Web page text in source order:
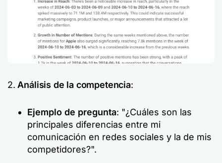
2. Análisis de la competencia:
Ejemplo de pregunta: "¿Cuáles son las
principales diferencias entre mi
comunicación en redes sociales y la de mis
competidores?".